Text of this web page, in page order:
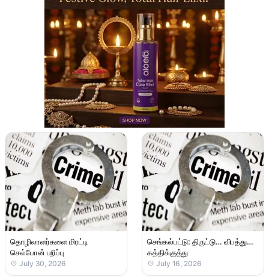
தொழிலாளர்களை மிரட்டி
செல்போன் பறிப்பு
July 30, 2026
செங்கல்பட்டு: திருட்டு… விபத்து…
கத்திக்குத்து
July 16, 2026